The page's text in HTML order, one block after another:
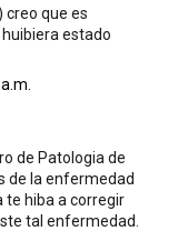
creo que es
estado
de Patologia de
de la enfermedad
te hiba a corregir
tal enfermedad.